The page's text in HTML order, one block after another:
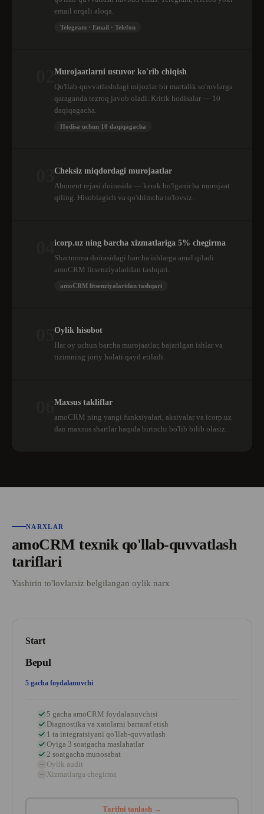
email orqali aloqa.
Telegram · Email · Telefon
Murojaatlarni ustuvor ko'rib chiqish
Qo'llab-quvvatlashdagi mijozlar bir martalik so'rovlarga
qaraganda tezroq javob oladi. Kritik hodisalar — 10
daqiqagacha.
Hodisa uchun 10 daqiqagacha
Cheksiz miqdordagi murojaatlar
Abonent rejasi doirasida — kerak bo'lganicha murojaat
qiling. Hisoblagich va qo'shimcha to'lovsiz.
icorp.uz ning barcha xizmatlariga 5% chegirma
Shartnoma doirasidagi barcha ishlarga amal qiladi.
amoCRM litsenziyalaridan tashqari.
amoCRM litsenziyalaridan tashqari
Oylik hisobot
Har oy uchun barcha murojaatlar, bajarilgan ishlar va
tizimning joriy holati qayd etiladi.
Maxsus takliflar
amoCRM ning yangi funksiyalari, aksiyalar va icorp.uz
dan maxsus shartlar haqida birinchi bo'lib bilib olasiz.
NARXLAR
amoCRM texnik qo'llab-quvvatlash
tariflari
Yashirin to'lovlarsiz belgilangan oylik narx
Start
Bepul
5 gacha foydalanuvchi
5 gacha amoCRM foydalanuvchisi
Diagnostika va xatolarni bartaraf etish
1 ta integratsiyani qo'llab-quvvatlash
Oyiga 3 soatgacha maslahatlar
2 soatgacha munosabat
Oylik audit
Xizmatlarga chegirma
Tarifni tanlash →